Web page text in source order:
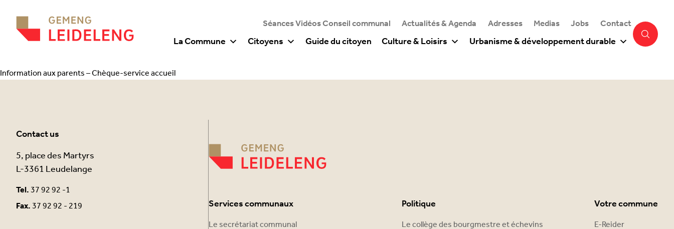
Séances Vidéos Conseil communal Actualités & Agenda Adresses Medias Jobs Contact
La Commune Citoyens Guide du citoyen Culture & Loisirs Urbanisme & développement durable
Information aux parents – Chèque-service accueil
Contact us
5, place des Martyrs
L-3361 Leudelange
Tel.37 92 92 -1
Fax.37 92 92 - 219 Services communaux
Le secrétariat communal
Politique
Le collège des bourgmestre et échevins
Votre commune
E-Reider